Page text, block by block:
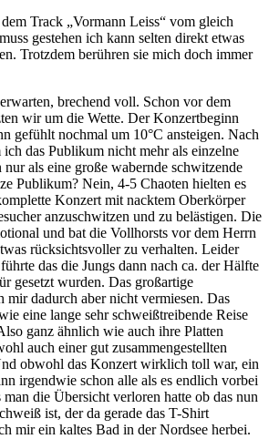
Track „Vormann Leiss“ vom gleich
gestehen ich kann selten direkt etwas
Trotzdem berühren sie mich doch immer
brechend voll. Schon vor dem
wir um die Wette. Der Konzertbeginn
gefühlt nochmal um 10°C ansteigen. Nach
ich das Publikum nicht mehr als einzelne
als eine große wabernde schwitzende
Publikum? Nein, 4-5 Chaoten hielten es
Konzert mit nacktem Oberkörper
anzuschwitzen und zu belästigen. Die
und bat die Vollhorsts vor dem Herrn
rücksichtsvoller zu verhalten. Leider
das die Jungs dann nach ca. der Hälfte
gesetzt wurden. Das großartige
mir dadurch aber nicht vermiesen. Das
eine lange sehr schweißtreibende Reise
ganz ähnlich wie auch ihre Platten
auch einer gut zusammengestellten
obwohl das Konzert wirklich toll war, ein
irgendwie schon alle als es endlich vorbei
man die Übersicht verloren hatte ob das nun
ist, der da gerade das T-Shirt
mir ein kaltes Bad in der Nordsee herbei.